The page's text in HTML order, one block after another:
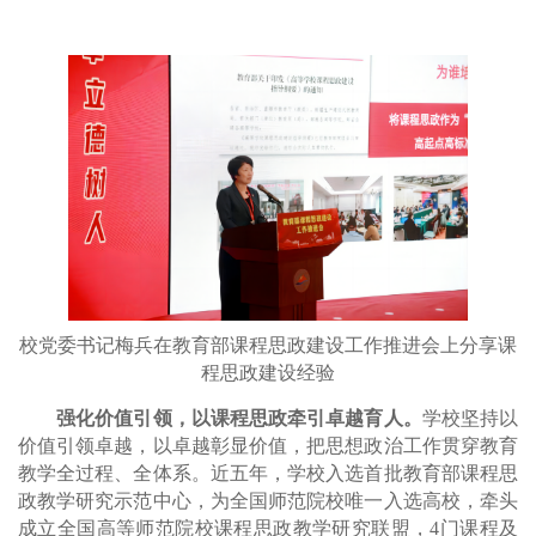
校党委书记梅兵在教育部课程思政建设工作推进会上分享课
程思政建设经验
强化价值引领，以课程思政牵引卓越育人。 学校坚持以
价值引领卓越，以卓越彰显价值，把思想政治工作贯穿教育
教学全过程、全体系。近五年，学校入选首批教育部课程思
政教学研究示范中心，为全国师范院校唯一入选高校，牵头
成立全国高等师范院校课程思政教学研究联盟，4门课程及